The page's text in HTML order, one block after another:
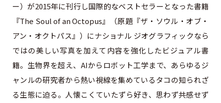
ー）が2015年に刊行し国際的なベストセラーとなった書籍
『The Soul of an Octopus』（原題『ザ・ソウル・オブ・
アン・オクトパス』）にナショナル ジオグラフィックなら
ではの美しい写真を加えて内容を強化したビジュアル書
籍。生物界を超え、AIからロボット工学まで、あらゆるジ
ャンルの研究者から熱い視線を集めているタコの知られざ
る生態に迫る。人懐こくていたずら好き、思わず共感せず